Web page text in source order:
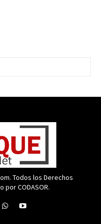
Todos los Derechos
por CODASOR.